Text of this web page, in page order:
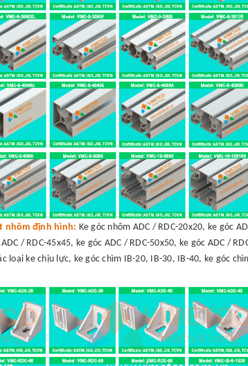
nhôm định hình: Ke góc nhôm ADC / RDC-20x20, ke góc
/ RDC-45x45, ke góc ADC / RDC-50x50, ke góc ADC /
loại ke chịu lực, ke góc chìm IB-20, IB-30, IB-40, ke góc